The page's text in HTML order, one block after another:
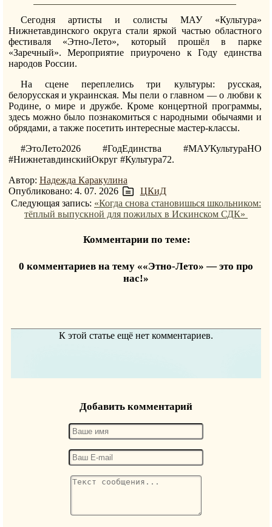
Сегодня артисты и солисты МАУ «Культура»
Нижнетавдинского округа стали яркой частью областного
фестиваля «Этно-Лето», который прошёл в парке
«Заречный». Мероприятие приурочено к Году единства
народов России.
На сцене переплелись три культуры: русская,
белорусская и украинская. Мы пели о главном — о любви к
Родине, о мире и дружбе. Кроме концертной программы,
здесь можно было познакомиться с народными обычаями и
обрядами, а также посетить интересные мастер-классы.
#ЭтоЛето2026 #ГодЕдинства #МАУКультураНО
#НижнетавдинскийОкруг #Культура72.
Автор: Надежда Каракулина
Опубликовано: 4. 07. 2026
ЦКиД
Следующая запись: «Когда снова становишься школьником:
тёплый выпускной для пожилых в Искинском СДК»
Комментарии по теме:
0 комментариев на тему ««Этно-Лето» — это про
нас!»
К этой статье ещё нет комментариев.
Добавить комментарий